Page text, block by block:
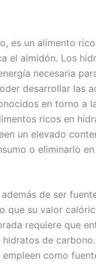
es un alimento
el almidón. Los
necesaria
desarrollar las
en torno a
ricos en
un elevado
o eliminarlo
de ser
que su valor
requiere que
de
como